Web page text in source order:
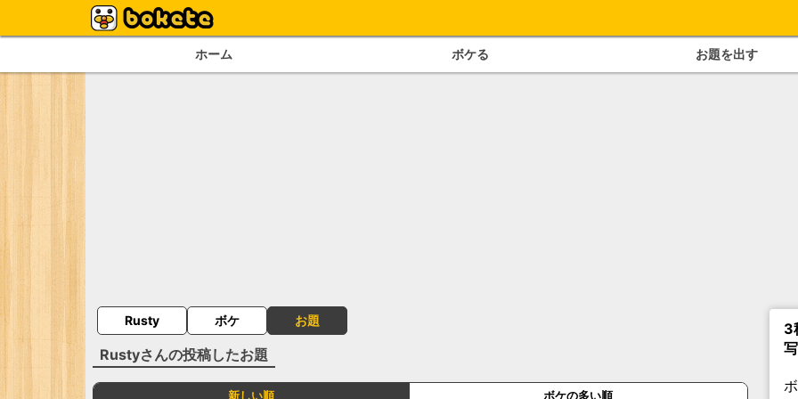
ホーム ボケる お題を出す
Rusty ボケ お題
Rustyさんの投稿したお題
新しい順 ボケの多い順
3